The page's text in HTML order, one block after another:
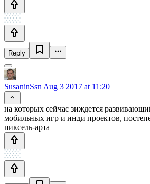
Reply
SusaninSsn Aug 3 2017 at 11:20
на которых сейчас зиждется
мобильных игр и инди проектов,
пиксель-арта